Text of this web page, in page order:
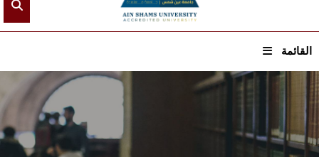
القائمة
الرئيسيـة
عن الجامعة